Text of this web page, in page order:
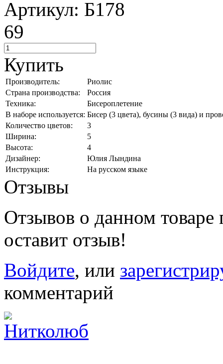
Артикул: Б178
69
Купить
Производитель:
Риолис
Страна производства:
Россия
Техника:
Бисероплетение
В наборе используется: Бисер (3 цвета), бусины (3 вида) и
Количество цветов:
3
Ширина:
5
Высота:
4
Дизайнер:
Юлия Лындина
Инструкция:
На русском языке
Отзывы
Отзывов о данном товаре
оставит отзыв!
Войдите, или
комментарий